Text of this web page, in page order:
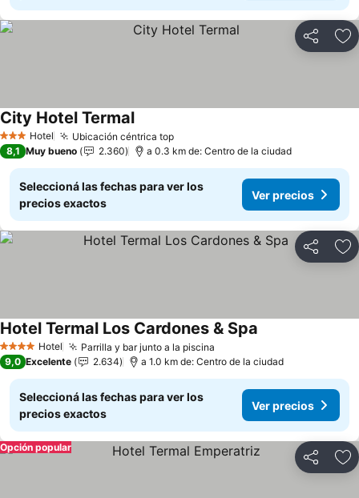
Compartir
3 Estrellas
Hotel Ubicación céntrica topVer precios
City Hotel TermalVer precios
8,1 Muy bueno 2.360 a 0.3 km de: Centro de la ciudad
Seleccioná las fechas para ver los
precios exactos
Ver precios
Compartir
4 EstrellasHotel Parrilla y bar junto a la piscina
Hotel Termal Los Cardones & Spa
9,0 Excelente 2.634 a 1.0 km de: Centro de la ciudad
Seleccioná las fechas para ver los
precios exactos
Ver precios
Compartir
Opción popular